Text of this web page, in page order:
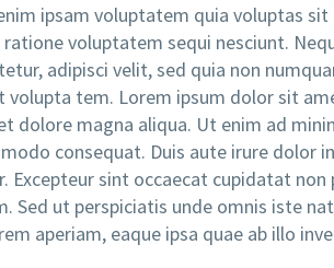
ipsam voluptatem quia voluptas
ratione voluptatem sequi nesciunt.
adipisci velit, sed quia non
volupta tem. Lorem ipsum dolor sit
dolore magna aliqua. Ut enim ad
consequat. Duis aute irure dolor
Excepteur sint occaecat cupidatat
Sed ut perspiciatis unde omnis iste
aperiam, eaque ipsa quae ab illo